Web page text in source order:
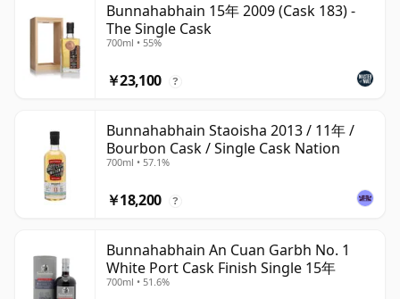
Bunnahabhain 15年 2009 (Cask 183) -
The Single Cask
700ml • 55%
￥23,100 ?
Bunnahabhain Staoisha 2013 / 11年 /
Bourbon Cask / Single Cask Nation
700ml • 57.1%
￥18,200 ?
Bunnahabhain An Cuan Garbh No. 1
White Port Cask Finish Single 15年
700ml • 51.6%